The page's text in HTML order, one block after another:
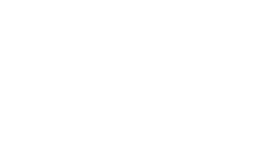
da receita
Compartilhe